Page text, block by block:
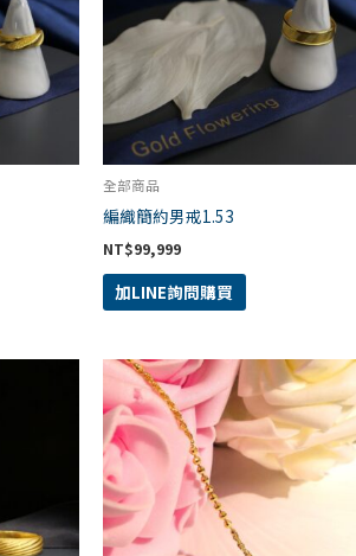
全部商品
編織簡約男戒1.53
NT$99,999
加LINE詢問購買